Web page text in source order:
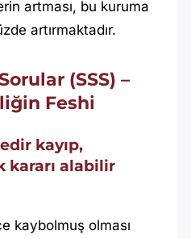
artması, bu kuruma
artırmaktadır.
(SSS) –
Feshi
kayıp,
kararı alabilir
kaybolmuş olması